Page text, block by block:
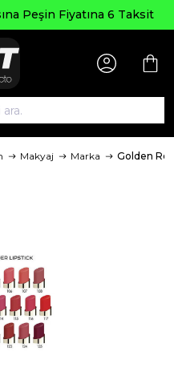
Peşin Fiyatına 6 Taksit
Makyaj Marka Golden